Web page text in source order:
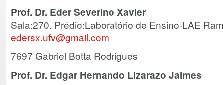
Prof. Dr. Eder Severino Xavier
Sala:270. Prédio:Laboratório de Ensino-LAE
edersx.ufv@gmail.com
7697 Gabriel Botta Rodrigues
Prof. Dr. Edgar Hernando Lizarazo Jaimes